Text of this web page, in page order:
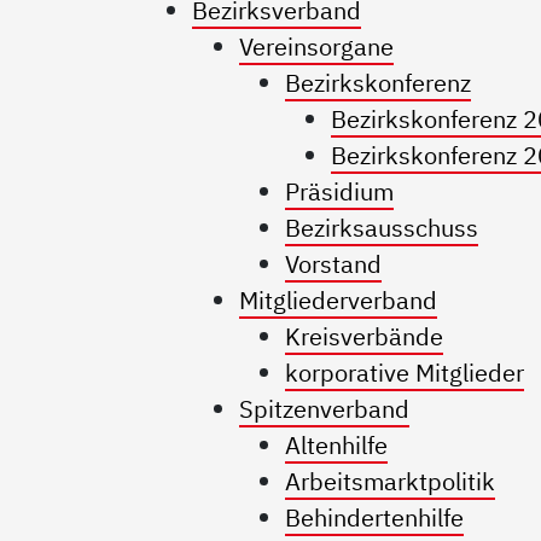
Bezirksverband
Vereinsorgane
Bezirkskonferenz
Bezirkskonferenz
Bezirkskonferenz
Präsidium
Bezirksausschuss
Vorstand
Mitgliederverband
Kreisverbände
korporative Mitglieder
Spitzenverband
Altenhilfe
Arbeitsmarktpolitik
Behindertenhilfe